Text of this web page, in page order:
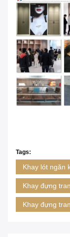
Tags:
Khay lót ngăn
Khay đựng
Khay đựng